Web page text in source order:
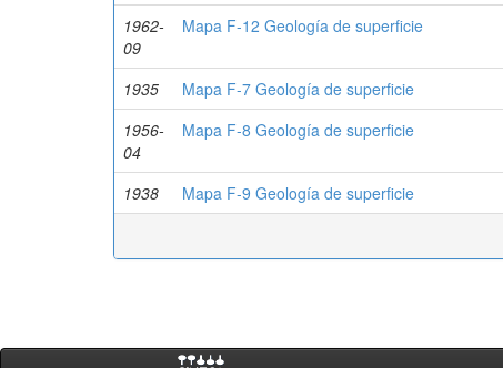
1962-
09
Mapa F-12 Geología de superficie
1935 Mapa F-7 Geología de superficie
1956-
04
Mapa F-8 Geología de superficie
1938 Mapa F-9 Geología de superficie